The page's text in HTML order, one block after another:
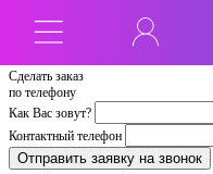
Сделать заказ
по телефону
Как Вас зовут?
Контактный телефон